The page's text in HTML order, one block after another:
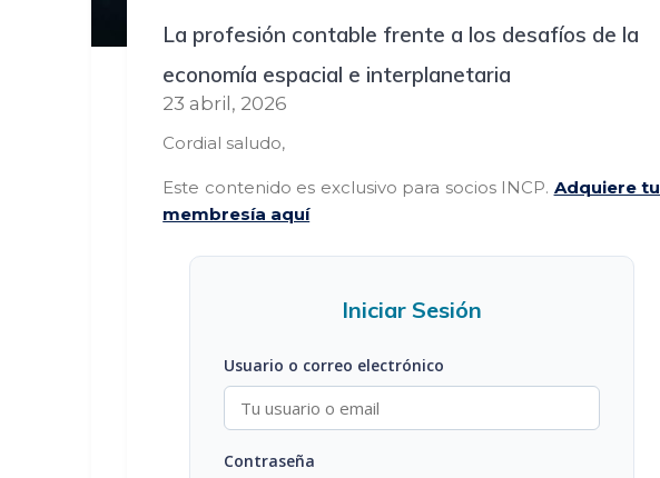
La profesión contable frente a los desafíos de la
economía espacial e interplanetaria
23 abril, 2026
Cordial saludo,
Este contenido es exclusivo para socios INCP. Adquiere tu
membresía aquí
Iniciar Sesión
Usuario o correo electrónico
Contraseña